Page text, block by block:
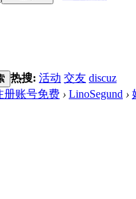
热搜: 活动 交友 discuz
册账号免费 › LinoSegund ›